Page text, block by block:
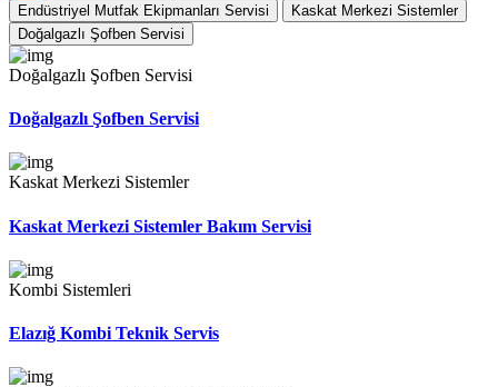
Endüstriyel Mutfak Ekipmanları Servisi
Kaskat Merkezi Sistemler
Doğalgazlı Şofben Servisi
Doğalgazlı Şofben Servisi
Doğalgazlı Şofben Servisi
Kaskat Merkezi Sistemler
Kaskat Merkezi Sistemler Bakım Servisi
Kombi Sistemleri
Elazığ Kombi Teknik Servis